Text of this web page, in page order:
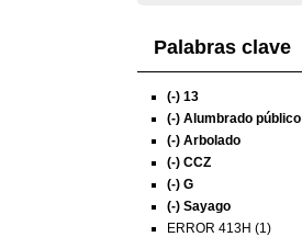
Palabras clave
(-) 13
(-) Alumbrado público
(-) Arbolado
(-) CCZ
(-) G
(-) Sayago
ERROR 413H (1)